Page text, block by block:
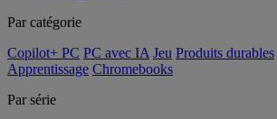
Par catégorie
Copilot+ PC PC avec IA Jeu Produits durables
Apprentissage Chromebooks
Par série